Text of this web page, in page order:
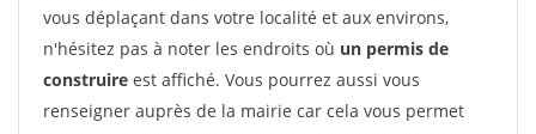
vous déplaçant dans votre localité et aux environs,
n'hésitez pas à noter les endroits où un permis de
construire est affiché. Vous pourrez aussi vous
renseigner auprès de la mairie car cela vous permet